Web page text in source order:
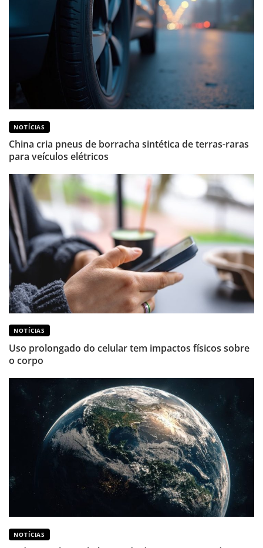
NOTÍCIAS
China cria pneus de borracha sintética de terras-raras
para veículos elétricos
NOTÍCIAS
Uso prolongado do celular tem impactos físicos sobre
o corpo
NOTÍCIAS